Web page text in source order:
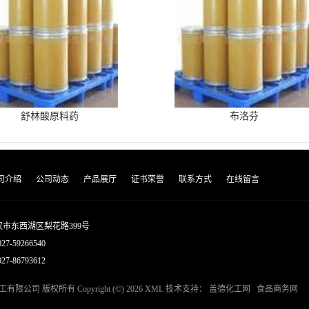
舒林酸原料药 布洛芬
介绍 公司动态 产品展厅 证书荣誉 联系方式 在线留言
市东西湖区梨花路399号
59266540
86793612
有限公司 版权所有 Copyright (©) 2026 XML 技术支持： 盖德化工网 食品商务网